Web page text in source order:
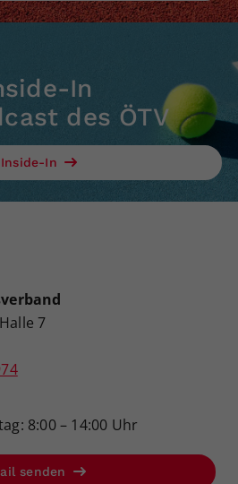
In
des ÖTV
Inside-In
7
8:00 – 14:00 Uhr
senden